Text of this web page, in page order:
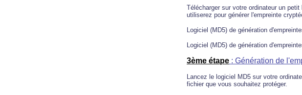
Télécharger sur votre ordinateur un
utiliserez pour générer l'empreinte
Logiciel (MD5) de génération
Logiciel (MD5) de génération
3ème étape : Génération de
Lancez le logiciel MD5 sur votre
fichier que vous souhaitez protéger.